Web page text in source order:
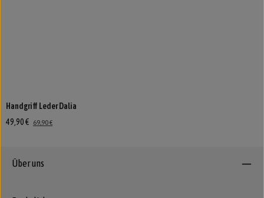
Handgriff Leder Dalia
49,90 € 69,90 €
Über uns